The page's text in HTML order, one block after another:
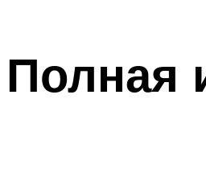
Полная